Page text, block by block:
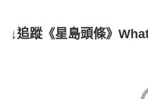
↓追蹤《星島頭條》